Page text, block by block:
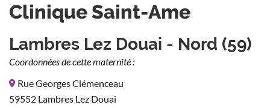
Clinique Saint-Ame
Lambres Lez Douai - Nord (59)
Coordonnées de cette maternité :
Rue Georges Clémenceau
59552 Lambres Lez Douai